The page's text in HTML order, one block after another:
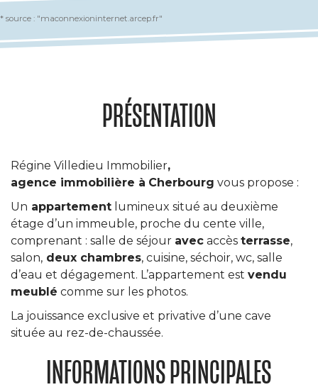
* source : "maconnexioninternet.arcep.fr"
PRÉSENTATION
Régine Villedieu Immobilier,
agence immobilière à Cherbourg vous propose :
Un appartement lumineux situé au deuxième
étage d’un immeuble, proche du cente ville,
comprenant : salle de séjour avec accès terrasse,
salon, deux chambres, cuisine, séchoir, wc, salle
d’eau et dégagement. L’appartement est vendu
meublé comme sur les photos.
La jouissance exclusive et privative d’une cave
située au rez-de-chaussée.
INFORMATIONS PRINCIPALES